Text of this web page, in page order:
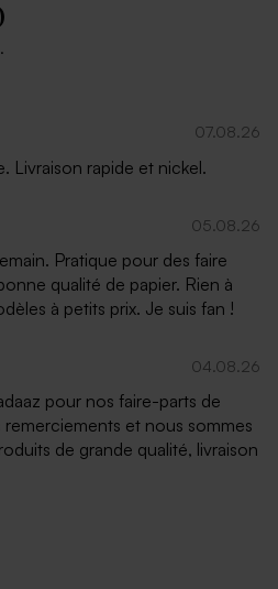
07.08.26
Livraison rapide et nickel.
05.08.26
Pratique pour des faire
qualité de papier. Rien à
à petits prix. Je suis fan !
04.08.26
pour nos faire-parts de
remerciements et nous sommes
de grande qualité, livraison